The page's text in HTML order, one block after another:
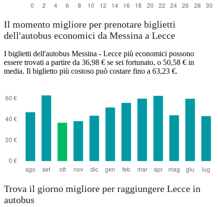
Il momento migliore per prenotare biglietti
dell'autobus economici da Messina a Lecce
I biglietti dell'autobus Messina - Lecce più economici possono
essere trovati a partire da 36,98 € se sei fortunato, o 50,58 € in
media. Il biglietto più costoso può costare fino a 63,23 €.
Trova il giorno migliore per raggiungere Lecce in
autobus